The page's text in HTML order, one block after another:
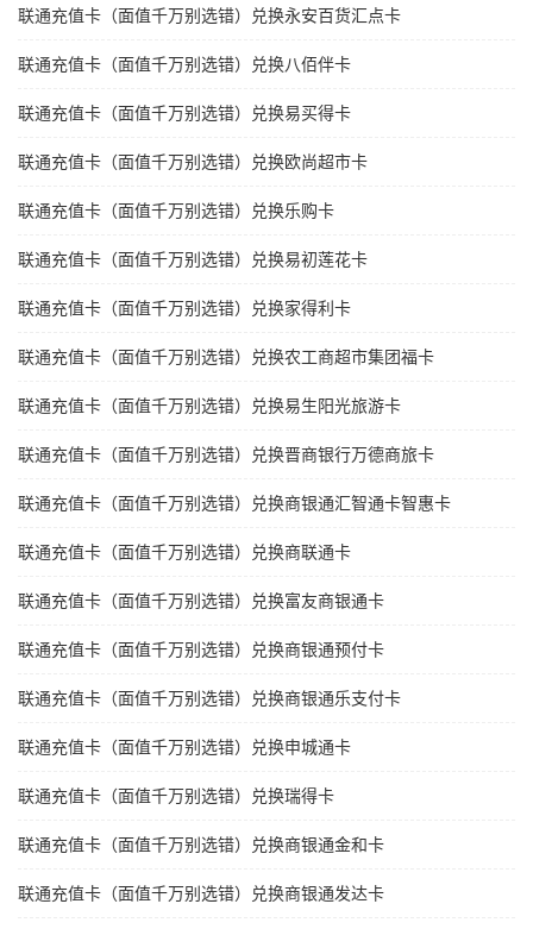
联通充值卡（面值千万别选错）兑换永安百货汇点卡
联通充值卡（面值千万别选错）兑换八佰伴卡
联通充值卡（面值千万别选错）兑换易买得卡
联通充值卡（面值千万别选错）兑换欧尚超市卡
联通充值卡（面值千万别选错）兑换乐购卡
联通充值卡（面值千万别选错）兑换易初莲花卡
联通充值卡（面值千万别选错）兑换家得利卡
联通充值卡（面值千万别选错）兑换农工商超市集团福卡
联通充值卡（面值千万别选错）兑换易生阳光旅游卡
联通充值卡（面值千万别选错）兑换晋商银行万德商旅卡
联通充值卡（面值千万别选错）兑换商银通汇智通卡智惠卡
联通充值卡（面值千万别选错）兑换商联通卡
联通充值卡（面值千万别选错）兑换富友商银通卡
联通充值卡（面值千万别选错）兑换商银通预付卡
联通充值卡（面值千万别选错）兑换商银通乐支付卡
联通充值卡（面值千万别选错）兑换申城通卡
联通充值卡（面值千万别选错）兑换瑞得卡
联通充值卡（面值千万别选错）兑换商银通金和卡
联通充值卡（面值千万别选错）兑换商银通发达卡